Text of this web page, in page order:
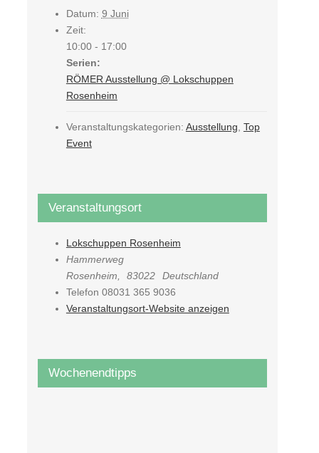
Datum: 9 Juni
Zeit:
10:00 - 17:00
Serien:
RÖMER Ausstellung @ Lokschuppen
Rosenheim
Veranstaltungskategorien: Ausstellung Top
Event
Veranstaltungsort
Lokschuppen Rosenheim
Hammerweg
Rosenheim
83022
Deutschland
Telefon 08031 365 9036
Veranstaltungsort-Website anzeigen
Wochenendtipps